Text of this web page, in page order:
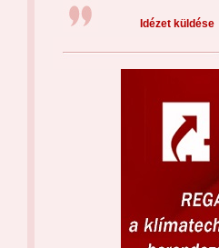
Idézet küldése